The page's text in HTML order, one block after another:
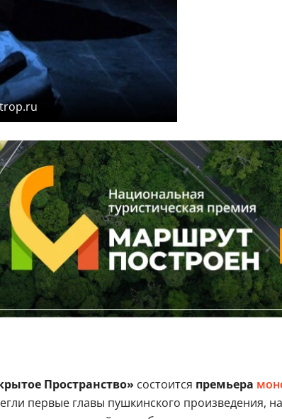
Пространство» состоится премьера
первые главы пушкинского произведения,